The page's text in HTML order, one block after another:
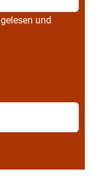
gelesen und